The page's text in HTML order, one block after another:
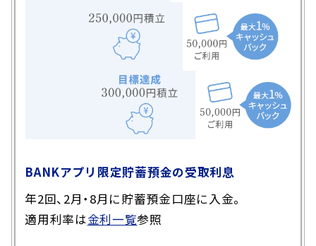
BANKアプリ限定貯蓄預金の受取利息
年2回、2月・8月に貯蓄預金口座に入金。
適用利率は金利一覧参照